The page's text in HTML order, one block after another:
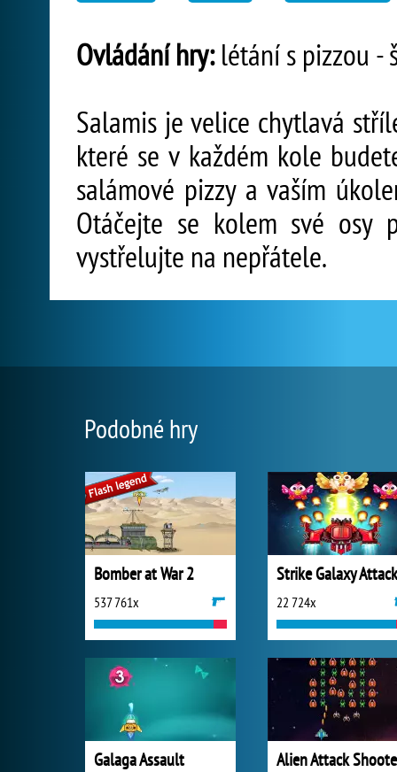
Ovládání hry:létání s pizzou -
Salamis je velice chytlavá
které se v každém kole
salámové pizzy a vaším
Otáčejte se kolem své
vystřelujte na nepřátele.
Podobné hry
Bomber at War 2
537 761x
Strike Galaxy Attack
22 724x
Galaga Assault Alien Attack